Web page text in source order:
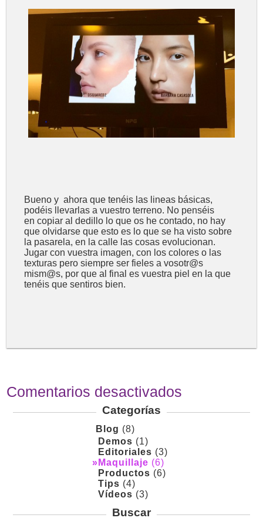
Bueno y ahora que tenéis las lineas básicas,
podéis llevarlas a vuestro terreno. No penséis
en copiar al dedillo lo que os he contado, no hay
que olvidarse que esto es lo que se ha visto sobre
la pasarela, en la calle las cosas evolucionan.
Jugar con vuestra imagen, con los colores o las
texturas pero siempre ser fieles a vosotr@s
mism@s, por que al final es vuestra piel en la que
tenéis que sentiros bien.
Comentarios desactivados
Categorías
Blog (8)
Demos (1)
Editoriales (3)
Maquillaje (6)
Productos (6)
Tips (4)
Vídeos (3)
Buscar